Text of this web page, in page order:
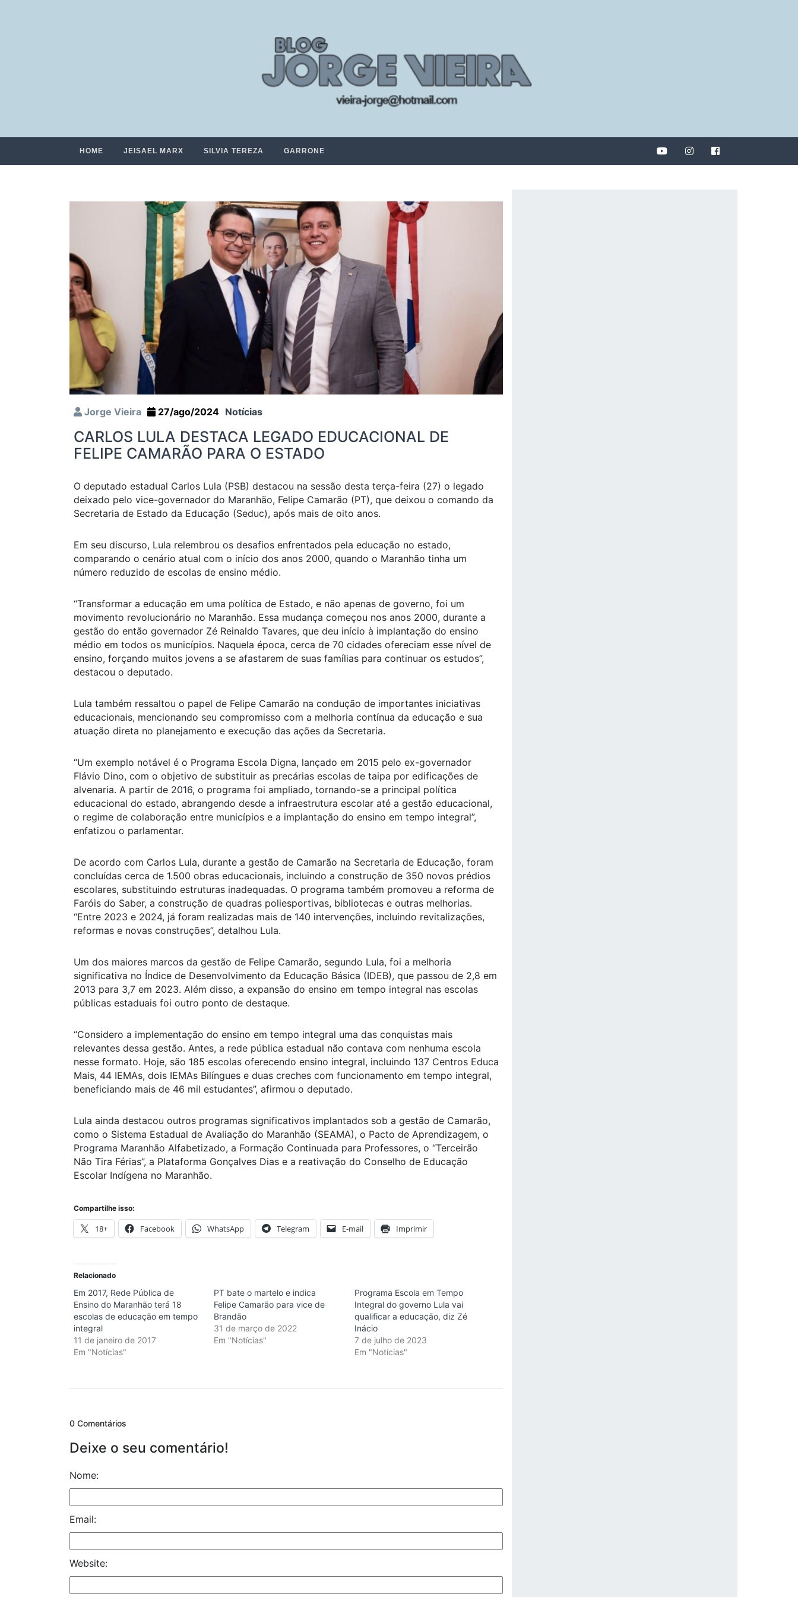
HOME JEISAEL MARX SILVIA TEREZA GARRONE
Jorge Vieira 27/ago/2024 Notícias
CARLOS LULA DESTACA LEGADO EDUCACIONAL DE
FELIPE CAMARÃO PARA O ESTADO
O deputado estadual Carlos Lula (PSB) destacou na sessão desta terça-feira (27) o legado
deixado pelo vice-governador do Maranhão, Felipe Camarão (PT), que deixou o comando da
Secretaria de Estado da Educação (Seduc), após mais de oito anos.
Em seu discurso, Lula relembrou os desafios enfrentados pela educação no estado,
comparando o cenário atual com o início dos anos 2000, quando o Maranhão tinha um
número reduzido de escolas de ensino médio.
“Transformar a educação em uma política de Estado, e não apenas de governo, foi um
movimento revolucionário no Maranhão. Essa mudança começou nos anos 2000, durante a
gestão do então governador Zé Reinaldo Tavares, que deu início à implantação do ensino
médio em todos os municípios. Naquela época, cerca de 70 cidades ofereciam esse nível de
ensino, forçando muitos jovens a se afastarem de suas famílias para continuar os estudos”,
destacou o deputado.
Lula também ressaltou o papel de Felipe Camarão na condução de importantes iniciativas
educacionais, mencionando seu compromisso com a melhoria contínua da educação e sua
atuação direta no planejamento e execução das ações da Secretaria.
“Um exemplo notável é o Programa Escola Digna, lançado em 2015 pelo ex-governador
Flávio Dino, com o objetivo de substituir as precárias escolas de taipa por edificações de
alvenaria. A partir de 2016, o programa foi ampliado, tornando-se a principal política
educacional do estado, abrangendo desde a infraestrutura escolar até a gestão educacional,
o regime de colaboração entre municípios e a implantação do ensino em tempo integral”,
enfatizou o parlamentar.
De acordo com Carlos Lula, durante a gestão de Camarão na Secretaria de Educação, foram
concluídas cerca de 1.500 obras educacionais, incluindo a construção de 350 novos prédios
escolares, substituindo estruturas inadequadas. O programa também promoveu a reforma de
Faróis do Saber, a construção de quadras poliesportivas, bibliotecas e outras melhorias.
“Entre 2023 e 2024, já foram realizadas mais de 140 intervenções, incluindo revitalizações,
reformas e novas construções”, detalhou Lula.
Um dos maiores marcos da gestão de Felipe Camarão, segundo Lula, foi a melhoria
significativa no Índice de Desenvolvimento da Educação Básica (IDEB), que passou de 2,8 em
2013 para 3,7 em 2023. Além disso, a expansão do ensino em tempo integral nas escolas
públicas estaduais foi outro ponto de destaque.
“Considero a implementação do ensino em tempo integral uma das conquistas mais
relevantes dessa gestão. Antes, a rede pública estadual não contava com nenhuma escola
nesse formato. Hoje, são 185 escolas oferecendo ensino integral, incluindo 137 Centros Educa
Mais, 44 IEMAs, dois IEMAs Bilíngues e duas creches com funcionamento em tempo integral,
beneficiando mais de 46 mil estudantes”, afirmou o deputado.
Lula ainda destacou outros programas significativos implantados sob a gestão de Camarão,
como o Sistema Estadual de Avaliação do Maranhão (SEAMA), o Pacto de Aprendizagem, o
Programa Maranhão Alfabetizado, a Formação Continuada para Professores, o “Terceirão
Não Tira Férias”, a Plataforma Gonçalves Dias e a reativação do Conselho de Educação
Escolar Indígena no Maranhão.
Compartilhe isso:
18+ Facebook WhatsApp Telegram E-mail Imprimir
Relacionado
Em 2017, Rede Pública de
Ensino do Maranhão terá 18
escolas de educação em tempo
integral
11 de janeiro de 2017
Em "Notícias"
PT bate o martelo e indica
Felipe Camarão para vice de
Brandão
31 de março de 2022
Em "Notícias"
Programa Escola em Tempo
Integral do governo Lula vai
qualificar a educação, diz Zé
Inácio
7 de julho de 2023
Em "Notícias"
0 Comentários
Deixe o seu comentário!
Nome:
Email:
Website: